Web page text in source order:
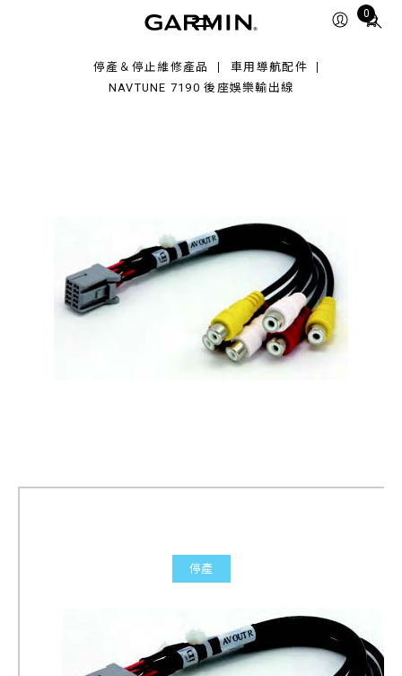
0
Total
停產＆停止維修產品
車用導航配件
NAVTUNE 7190 後座娛樂輸出線
停產
NAVTUNE 7190 後座娛樂輸
出線